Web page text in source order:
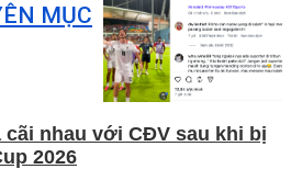
MỤC
cãi nhau với CĐV sau khi bị
2026